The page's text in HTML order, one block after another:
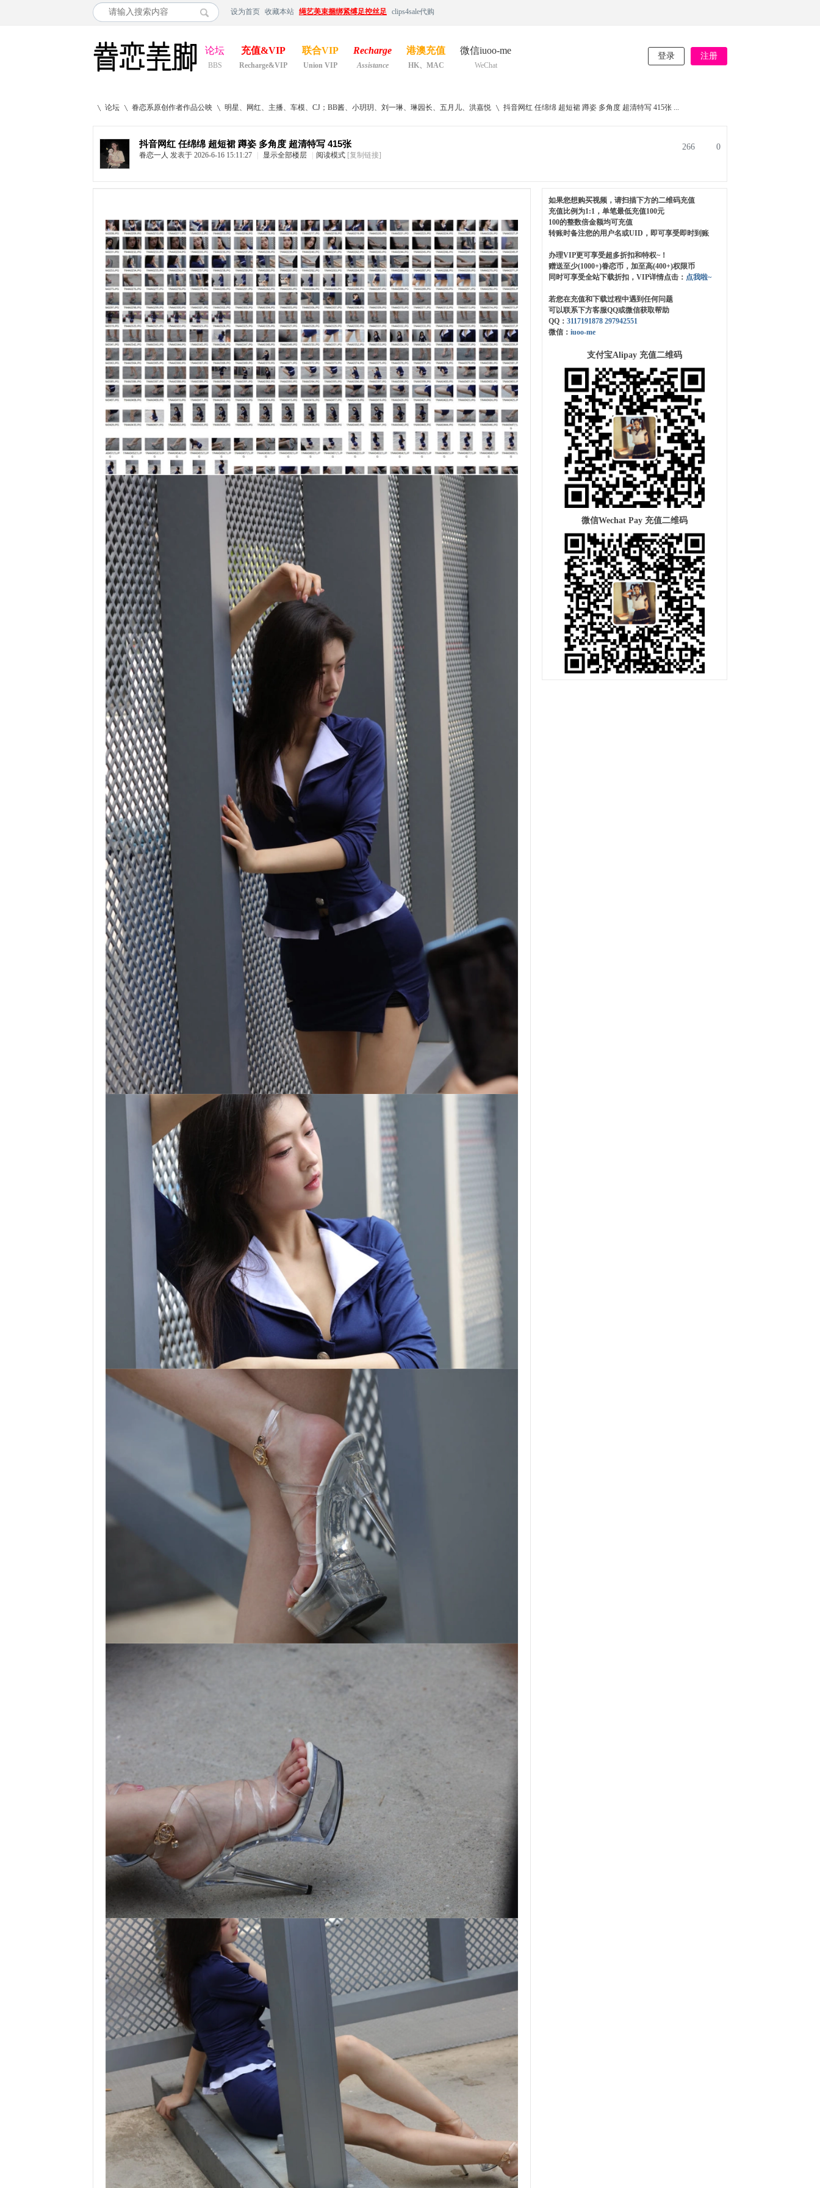
设为首页 收藏本站 绳艺美束捆绑紧缚足控丝足 clips4sale代购
论坛
BBS
充值&VIP
Recharge&VIP
联合VIP
Union VIP
Recharge
Assistance
港澳充值
HK、MAC
微信iuoo-me
WeChat
登录 注册
论坛
›
眷恋系原创作者作品公映
›
明星、网红、主播、车模、CJ；BB酱、小玥玥、刘一琳、琳园长、五月儿、洪嘉悦 抖音网红 任绵绵 超短裙 蹲姿 多角度 超清特写 415张 ...
抖音网红 任绵绵 超短裙 蹲姿 多角度 超清特写 415张
眷恋一人 发表于 2026-6-16 15:11:27 显示全部楼层 阅读模式 [复制链接]
0
266
如果您想购买视频，请扫描下方的二维码充值
充值比例为1:1，单笔最低充值100元
100的整数倍金额均可充值
转账时备注您的用户名或UID，即可享受即时到账
办理VIP更可享受超多折扣和特权~！
赠送至少(1000+)眷恋币，加至高(400+)权限币
同时可享受全站下载折扣，VIP详情点击： 点我啦~
若您在充值和下载过程中遇到任何问题
可以联系下方客服QQ或微信获取帮助
QQ： 3117191878 297942551
微信： iuoo-me
支付宝Alipay 充值二维码
微信Wechat Pay 充值二维码